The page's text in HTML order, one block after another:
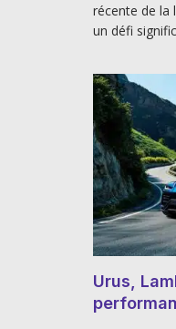
récente de la
un défi
Urus,